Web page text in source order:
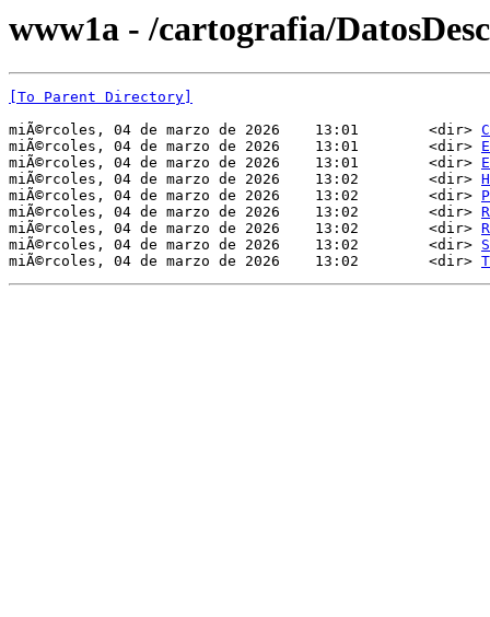
www1a - /cartografia/
[To Parent Directory]
miÃ©rcoles, 04 de marzo de 2026    13:01        <dir>
miÃ©rcoles, 04 de marzo de 2026    13:01        <dir>
miÃ©rcoles, 04 de marzo de 2026    13:01        <dir>
miÃ©rcoles, 04 de marzo de 2026    13:02        <dir>
miÃ©rcoles, 04 de marzo de 2026    13:02        <dir>
miÃ©rcoles, 04 de marzo de 2026    13:02        <dir>
miÃ©rcoles, 04 de marzo de 2026    13:02        <dir>
miÃ©rcoles, 04 de marzo de 2026    13:02        <dir>
miÃ©rcoles, 04 de marzo de 2026    13:02        <dir>